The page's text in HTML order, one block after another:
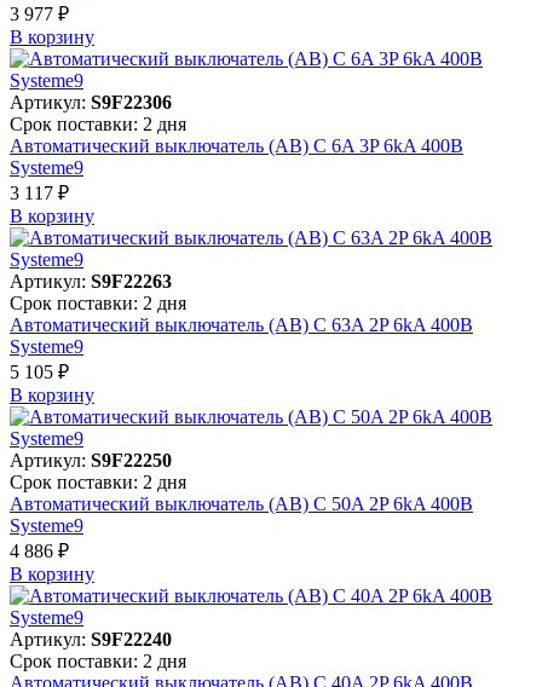
3 977 ₽
В корзинy
Артикул: S9F22306
Срок поставки: 2 дня
Автоматический выключатель (АВ) C 6A 3P 6kA 400В
Systeme9
3 117 ₽
В корзинy
Артикул: S9F22263
Срок поставки: 2 дня
Автоматический выключатель (АВ) C 63A 2P 6kA 400В
Systeme9
5 105 ₽
В корзинy
Артикул: S9F22250
Срок поставки: 2 дня
Автоматический выключатель (АВ) C 50A 2P 6kA 400В
Systeme9
4 886 ₽
В корзинy
Артикул: S9F22240
Срок поставки: 2 дня
Автоматический выключатель (АВ) C 40A 2P 6kA 400В